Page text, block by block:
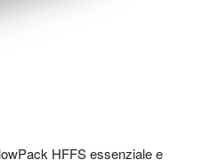
HFFS essenziale e